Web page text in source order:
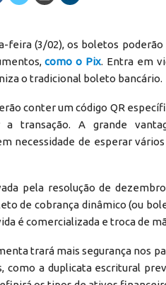
feira (3/02), os boletos
como o Pix. Entra em
o tradicional boleto bancário.
conter um código QR
transação. A grande
necessidade de esperar
pela resolução de
de cobrança dinâmico (ou
é comercializada e troca de
trará mais segurança nos
a duplicata escritural